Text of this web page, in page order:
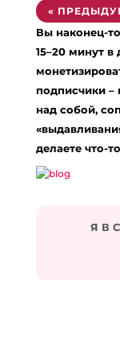
«
Вы наконец-
15–20 минут в
подписчики –
над собой,
делаете что-
Я В